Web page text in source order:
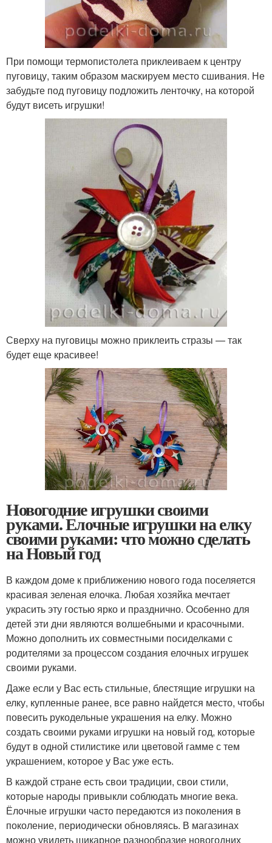
При помощи термопистолета приклеиваем к центру
пуговицу, таким образом маскируем место сшивания. Не
забудьте под пуговицу подложить ленточку, на которой
будут висеть игрушки!
Сверху на пуговицы можно приклеить стразы — так
будет еще красивее!
Новогодние игрушки своими
руками. Елочные игрушки на елку
своими руками: что можно сделать
на Новый год
В каждом доме к приближению нового года поселяется
красивая зеленая елочка. Любая хозяйка мечтает
украсить эту гостью ярко и празднично. Особенно для
детей эти дни являются волшебными и красочными.
Можно дополнить их совместными посиделками с
родителями за процессом создания елочных игрушек
своими руками.
Даже если у Вас есть стильные, блестящие игрушки на
елку, купленные ранее, все равно найдется место, чтобы
повесить рукодельные украшения на елку. Можно
создать своими руками игрушки на новый год, которые
будут в одной стилистике или цветовой гамме с тем
украшением, которое у Вас уже есть.
В каждой стране есть свои традиции, свои стили,
которые народы привыкли соблюдать многие века.
Ёлочные игрушки часто передаются из поколения в
поколение, периодически обновляясь. В магазинах
можно увидеть шикарное разнообразие новогодних